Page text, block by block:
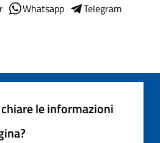
Whatsapp
Telegram
le informazioni